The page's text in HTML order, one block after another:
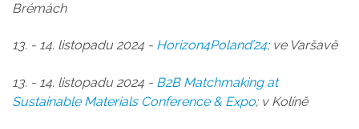
Brémách
13. - 14. listopadu 2024 - Horizon4Poland’24; ve Varšavě
13. - 14. listopadu 2024 - B2B Matchmaking at
Sustainable Materials Conference & Expo; v Kolíně